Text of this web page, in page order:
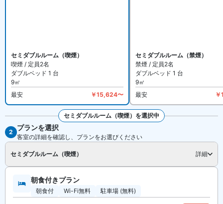
屋があります。詳細は各宿泊プランをご確認ください。
セミダブルルーム（喫煙）
喫煙 / 定員2名
ダブルベッド 1 台
9㎡
最安
￥15,624〜
セミダブルルーム（禁煙）
禁煙 / 定員2名
ダブルベッド 1 台
9㎡
最安
セミダブルルーム（喫煙）を選択中
2 プランを選択
客室の詳細を確認し、プランをお選びください
セミダブルルーム（喫煙） 詳細
朝食付きプラン
朝食付 Wi-Fi無料 駐車場 (無料)